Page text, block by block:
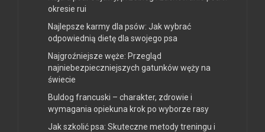
okresie rui
Najlepsze karmy dla psów: Jak wybrać
odpowiednią dietę dla swojego psa
Najgroźniejsze węże: Przegląd
najniebezpieczniejszych gatunków węży na
świecie
Buldog francuski – charakter, zdrowie i
wymagania opiekuna krok po wyborze rasy
Jak szkolić psa: Skuteczne metody treningu i